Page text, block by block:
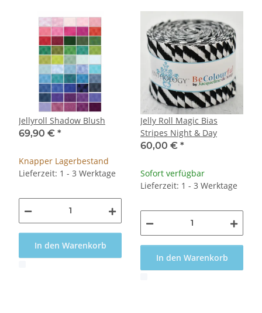
Jellyroll Shadow Blush
69,90 € *
Knapper Lagerbestand
Lieferzeit: 1 - 3 Werktage
In den Warenkorb
Jelly Roll Magic Bias
Stripes Night & Day
60,00 € *
Sofort verfügbar
Lieferzeit: 1 - 3 Werktage
In den Warenkorb